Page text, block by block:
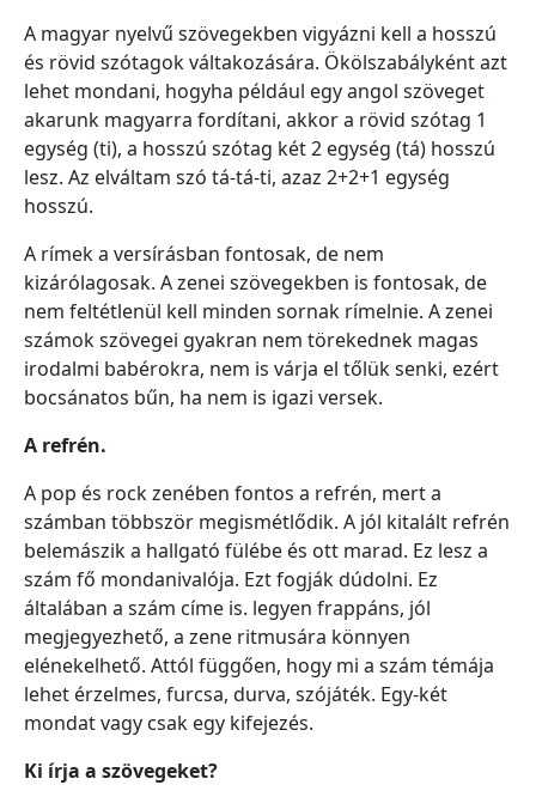
A magyar nyelvű szövegekben vigyázni kell a hosszú
és rövid szótagok váltakozására. Ökölszabályként azt
lehet mondani, hogyha például egy angol szöveget
akarunk magyarra fordítani, akkor a rövid szótag 1
egység (ti), a hosszú szótag két 2 egység (tá) hosszú
lesz. Az elváltam szó tá-tá-ti, azaz 2+2+1 egység
hosszú.
A rímek a versírásban fontosak, de nem
kizárólagosak. A zenei szövegekben is fontosak, de
nem feltétlenül kell minden sornak rímelnie. A zenei
számok szövegei gyakran nem törekednek magas
irodalmi babérokra, nem is várja el tőlük senki, ezért
bocsánatos bűn, ha nem is igazi versek.
A refrén.
A pop és rock zenében fontos a refrén, mert a
számban többször megismétlődik. A jól kitalált refrén
belemászik a hallgató fülébe és ott marad. Ez lesz a
szám fő mondanivalója. Ezt fogják dúdolni. Ez
általában a szám címe is. legyen frappáns, jól
megjegyezhető, a zene ritmusára könnyen
elénekelhető. Attól függően, hogy mi a szám témája
lehet érzelmes, furcsa, durva, szójáték. Egy-két
mondat vagy csak egy kifejezés.
Ki írja a szövegeket?